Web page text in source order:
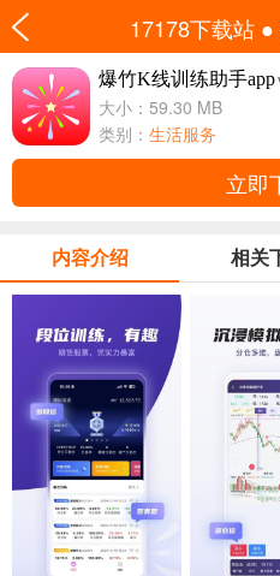
17178下载站 ●
爆竹K线训练助手app
大小：59.30 MB
类别： 生活服务
立即
内容介绍 相关